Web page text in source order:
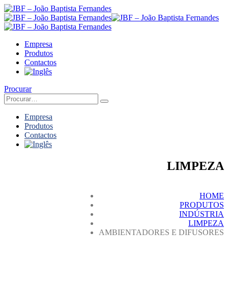
Empresa
Produtos
Contactos
Procurar
Empresa
Produtos
Contactos
LIMPEZA
HOME
PRODUTOS
INDÚSTRIA
LIMPEZA
AMBIENTADORES E DIFUSORES